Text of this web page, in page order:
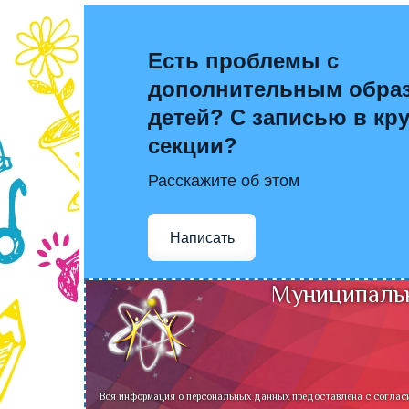
Есть проблемы с
дополнительным
детей? С записью в
секции?
Расскажите об этом
Написать
Вся информация о персональных данных предоставлена с